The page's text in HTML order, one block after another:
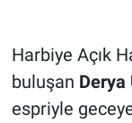
Harbiye Açık
buluşan Derya
espriyle